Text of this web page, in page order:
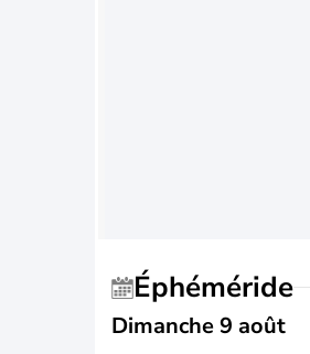
Éphéméride
Dimanche 9 août